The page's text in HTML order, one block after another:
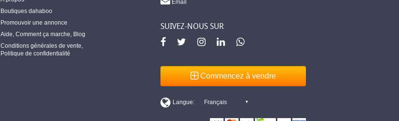
Boutiques dahaboo
Promouvoir une annonce
Aide Comment ça marche Blog
Conditions générales de vente
Politique de confidentialité
Email
SUIVEZ-NOUS SUR
Commencez à vendre